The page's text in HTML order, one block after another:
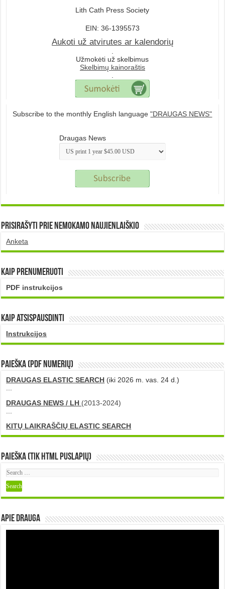
Lith Cath Press Society
EIN: 36-1395573
Aukoti už atvirutes ar kalendorių
Užmokėti už skelbimus
Skelbimų kainoraštis
Subscribe to the monthly English language"DRAUGAS NEWS"
Draugas News
Prisirašyti prie nemokamo naujienlaiškio
Anketa
Kaip prenumeruoti
PDF instrukcijos
Kaip atsispausdinti
Instrukcijos
PAIEŠKA (PDF numerių)
DRAUGAS ELASTIC SEARCH (iki 2026 m. vas. 24 d.)
DRAUGAS NEWS / LH (2013-2024)
KITŲ LAIKRAŠČIŲ ELASTIC SEARCH
Paieška (tik HTML puslapių)
Apie DRAUGA